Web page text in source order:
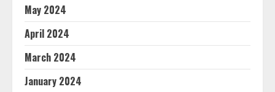
May 2024
April 2024
March 2024
January 2024